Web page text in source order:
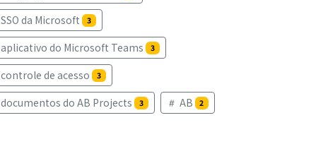
SSO da Microsoft 3
aplicativo do Microsoft Teams 3
controle de acesso 3
documentos do AB Projects 3 AB 2